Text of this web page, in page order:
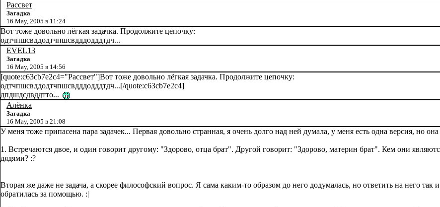
Рассвет
Загадка
16 May, 2005 в 11:24
Вот тоже довольно лёгкая задачка. Продолжите цепочку:
одтчпшсвддодтчпшсвдддодддтдч...
EVEL13
Загадка
16 May, 2005 в 14:56
[quote:c63cb7e2c4="Рассвет"]Вот тоже довольно лёгкая задачка. Продолжите цепочку:
одтчпшсвддодтчпшсвдддодддтдч...[/quote:c63cb7e2c4]
дпдшдсдвддтто...
Алёнка
Загадка
16 May, 2005 в 21:08
У меня тоже припасена пара задачек... Первая довольно странная, я очень долго над ней думала, у меня есть одна версия, но
1. Встречаются двое, и один говорит другому: "Здорово, отца брат". Другой говорит: "Здорово, материн брат". Кем они
дядями? :?
Вторая же даже не задача, а скорее философский вопрос. Я сама каким-то образом до него додумалась, но ответить на него так
обратилась за помощью. :|